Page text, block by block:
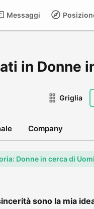
Messaggi
in Donne
Griglia
Company
Donne in cerca di
sono la mia